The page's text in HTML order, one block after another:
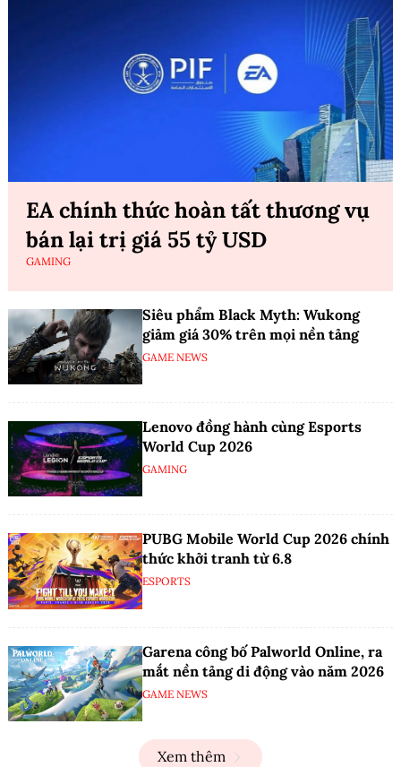
EA chính thức hoàn tất thương vụ
bán lại trị giá 55 tỷ USD
GAMING
Siêu phẩm Black Myth: Wukong
giảm giá 30% trên mọi nền tảng
GAME NEWS
Lenovo đồng hành cùng Esports
World Cup 2026
GAMING
PUBG Mobile World Cup 2026 chính
thức khởi tranh từ 6.8
ESPORTS
Garena công bố Palworld Online, ra
mắt nền tảng di động vào năm 2026
GAME NEWS
Xem thêm